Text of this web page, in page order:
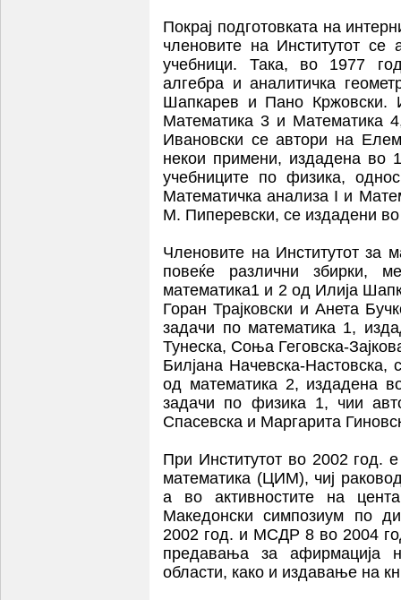
Покрај подготовката на
членовите на Институтот се
учебници. Така, во 1977
алгебра и аналитичка
Шапкарев и Пано Кржовски.
Математика 3 и Математика
Ивановски се автори на
некои примени, издадена во
учебниците по физика,
Математичка анализа I и
М. Пиперевски, се издадени
Членовите на Институтот за
повеќе различни збирки,
математика1 и 2 од Илија
Горан Трајковски и Анета
задачи по математика 1,
Тунеска, Соња Геговска-
Билјана Начевска-
од математика 2, издадена
задачи по физика 1, чии
Спасевска и Маргарита
При Институтот во 2002 год.
математика (ЦИМ), чиј
а во активностите на
Македонски симпозиум по
2002 год. и МСДР 8 во 2004
предавања за афирмација
области, како и издавање на